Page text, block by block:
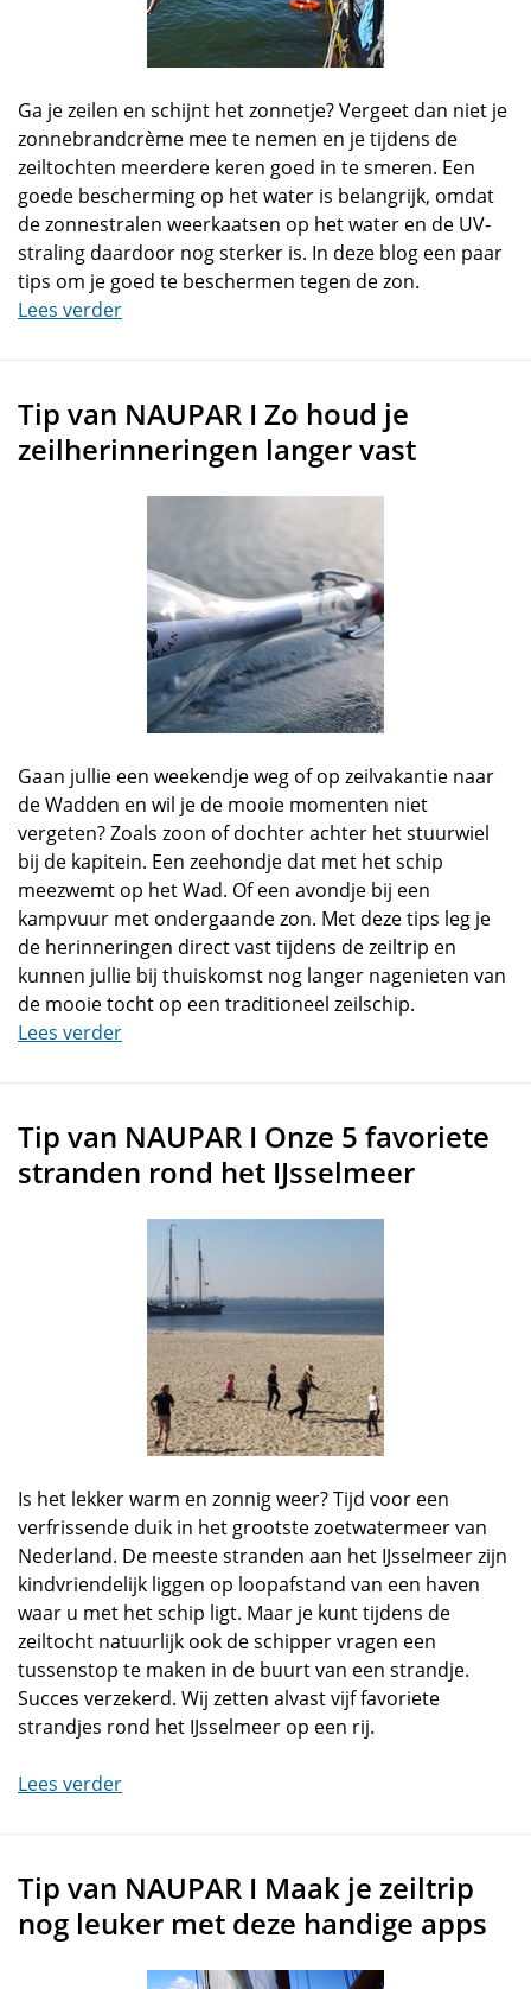
Ga je zeilen en schijnt het zonnetje? Vergeet dan niet je
zonnebrandcrème mee te nemen en je tijdens de
zeiltochten meerdere keren goed in te smeren. Een
goede bescherming op het water is belangrijk, omdat
de zonnestralen weerkaatsen op het water en de UV-
straling daardoor nog sterker is. In deze blog een paar
tips om je goed te beschermen tegen de zon.
Lees verder
Tip van NAUPAR I Zo houd je
zeilherinneringen langer vast
Gaan jullie een weekendje weg of op zeilvakantie naar
de Wadden en wil je de mooie momenten niet
vergeten? Zoals zoon of dochter achter het stuurwiel
bij de kapitein. Een zeehondje dat met het schip
meezwemt op het Wad. Of een avondje bij een
kampvuur met ondergaande zon. Met deze tips leg je
de herinneringen direct vast tijdens de zeiltrip en
kunnen jullie bij thuiskomst nog langer nagenieten van
de mooie tocht op een traditioneel zeilschip.
Lees verder
Tip van NAUPAR I Onze 5 favoriete
stranden rond het IJsselmeer
Is het lekker warm en zonnig weer? Tijd voor een
verfrissende duik in het grootste zoetwatermeer van
Nederland. De meeste stranden aan het IJsselmeer zijn
kindvriendelijk liggen op loopafstand van een haven
waar u met het schip ligt. Maar je kunt tijdens de
zeiltocht natuurlijk ook de schipper vragen een
tussenstop te maken in de buurt van een strandje.
Succes verzekerd. Wij zetten alvast vijf favoriete
strandjes rond het IJsselmeer op een rij.
Lees verder
Tip van NAUPAR I Maak je zeiltrip
nog leuker met deze handige apps